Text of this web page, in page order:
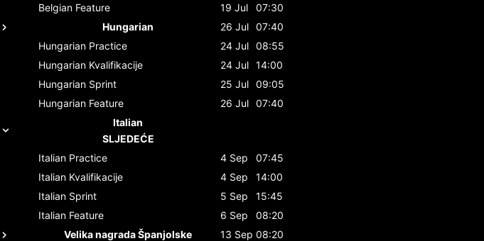
Belgian Feature 19 Jul
07:30
Hungarian
26 Jul 07:40
Hungarian Practice 24 Jul 08:55
Hungarian Kvalifikacije 24 Jul 14:00
Hungarian Sprint 25 Jul 09:05
Hungarian Feature 26 Jul 07:40
Italian
SLJEDEĆE
Italian Practice 4 Sep
07:45
Italian Kvalifikacije 4 Sep
14:00
Italian Sprint 5 Sep
15:45
Italian Feature 6 Sep
08:20
Velika nagrada Španjolske
13 Sep 08:20